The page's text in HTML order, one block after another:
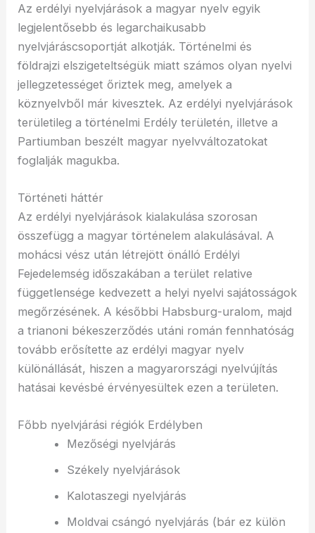
Az erdélyi nyelvjárások a magyar nyelv egyik
legjelentősebb és legarchaikusabb
nyelvjáráscsoportját alkotják. Történelmi és
földrajzi elszigeteltségük miatt számos olyan nyelvi
jellegzetességet őriztek meg, amelyek a
köznyelvből már kivesztek. Az erdélyi nyelvjárások
területileg a történelmi Erdély területén, illetve a
Partiumban beszélt magyar nyelvváltozatokat
foglalják magukba.
Történeti háttér
Az erdélyi nyelvjárások kialakulása szorosan
összefügg a magyar történelem alakulásával. A
mohácsi vész után létrejött önálló Erdélyi
Fejedelemség időszakában a terület relative
függetlensége kedvezett a helyi nyelvi sajátosságok
megőrzésének. A későbbi Habsburg-uralom, majd
a trianoni békeszerződés utáni román fennhatóság
tovább erősítette az erdélyi magyar nyelv
különállását, hiszen a magyarországi nyelvújítás
hatásai kevésbé érvényesültek ezen a területen.
Főbb nyelvjárási régiók Erdélyben
Mezőségi nyelvjárás
Székely nyelvjárások
Kalotaszegi nyelvjárás
Moldvai csángó nyelvjárás (bár ez külön